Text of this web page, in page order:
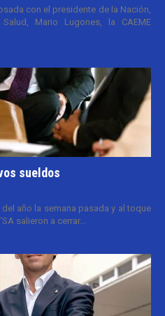
con el presidente de la Nación,
Mario Lugones, la CAEME
sueldos
año la semana pasada y al toque
salieron a cerrar...